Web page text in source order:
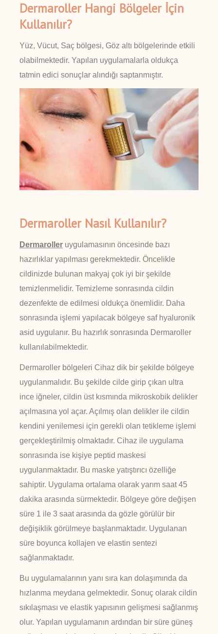
Dermaroller Hangi Bölgeler İçin
Kullanılır?
Yüz, Vücut, Saç bölgesi, Göz altı bölgelerinde etkili
olabilmektedir. Yapılan uygulamalarla oldukça
tatmin edici sonuçlar alındığı saptanmıştır.
Dermaroller Nasıl Kullanılır?
Dermaroller uygulamasının öncesinde bazı
hazırlıklar yapılması gerekmektedir. Öncelikle
cildinizde bulunan makyaj çok iyi bir şekilde
temizlenmelidir. Temizleme sonrasında cildin
dezenfekte de edilmesi oldukça önemlidir. Daha
sonrasında işlemi yapılacak bölgeye saf hyaluronik
asid uygulanır. Bu hazırlık sonrasında Dermaroller
kullanılabilmektedir.
Dermaroller bölgeleri Cihaz dik bir şekilde bölgeye
uygulanmalıdır. Bu şekilde cilde girip çıkan ultra
ince iğneler, cildin üst kısmında mikroskobik delikler
açılmasına yol açar. Açılmış olan delikler ile cildin
kendini yenilemesi için gerekli olan tetikleme işlemi
gerçekleştirilmiş olmaktadır. Cihaz ile uygulama
sonrasında ise kişiye peptid maskesi
uygulanmaktadır. Bu maske yatıştırıcı özelliğe
sahiptir. Uygulama ortalama olarak yarım saat 45
dakika arasında sürmektedir. Bölgeye göre değişen
süre 1 ile 3 saat arasında da gözle görülür bir
değişiklik görülmeye başlanmaktadır. Uygulanan
süre boyunca kollajen ve elastin sentezi
sağlanmaktadır.
Bu uygulamalarının yanı sıra kan dolaşımında da
hızlanma meydana gelmektedir. Sonuç olarak cildin
sıkılaşması ve elastik yapısının gelişmesi sağlanmış
olur. Yapılan uygulamanın ardından bir süre güneş